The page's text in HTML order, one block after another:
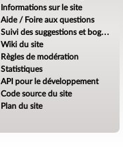
Informations sur le site
Aide / Foire aux questions
Suivi des suggestions et bogues
Wiki du site
Règles de modération
Statistiques
API pour le développement
Code source du site
Plan du site